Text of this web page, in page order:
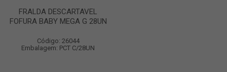
FRALDA DESCARTAVEL
FOFURA BABY MEGA G 28UN
Código: 26044
Embalagem: PCT C/28UN